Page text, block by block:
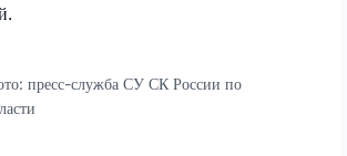
пресс-служба СУ СК России по